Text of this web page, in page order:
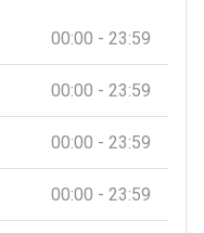
00:00 - 23:59
00:00 - 23:59
00:00 - 23:59
00:00 - 23:59